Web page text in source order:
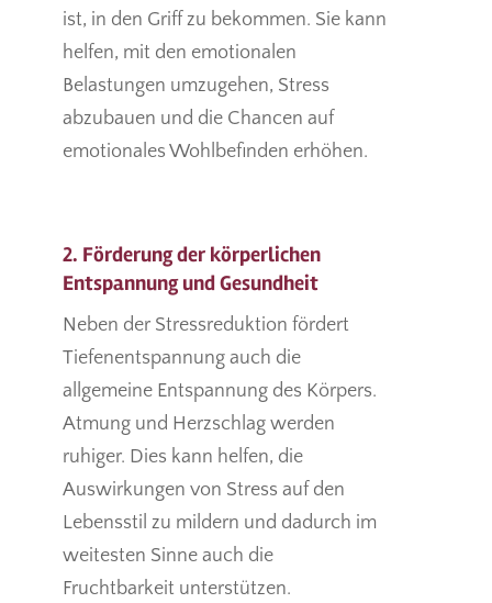
ist, in den Griff zu bekommen. Sie kann
helfen, mit den emotionalen
Belastungen umzugehen, Stress
abzubauen und die Chancen auf
emotionales Wohlbefinden erhöhen.
2. Förderung der körperlichen
Entspannung und Gesundheit
Neben der Stressreduktion fördert
Tiefenentspannung auch die
allgemeine Entspannung des Körpers.
Atmung und Herzschlag werden
ruhiger. Dies kann helfen, die
Auswirkungen von Stress auf den
Lebensstil zu mildern und dadurch im
weitesten Sinne auch die
Fruchtbarkeit unterstützen.